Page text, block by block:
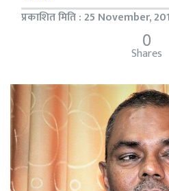
प्रकाशित मिति : 25 November,
0
Shares